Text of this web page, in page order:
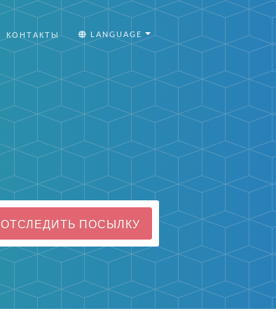
КОНТАКТЫ LANGUAGE
ОТСЛЕДИТЬ ПОСЫЛКУ